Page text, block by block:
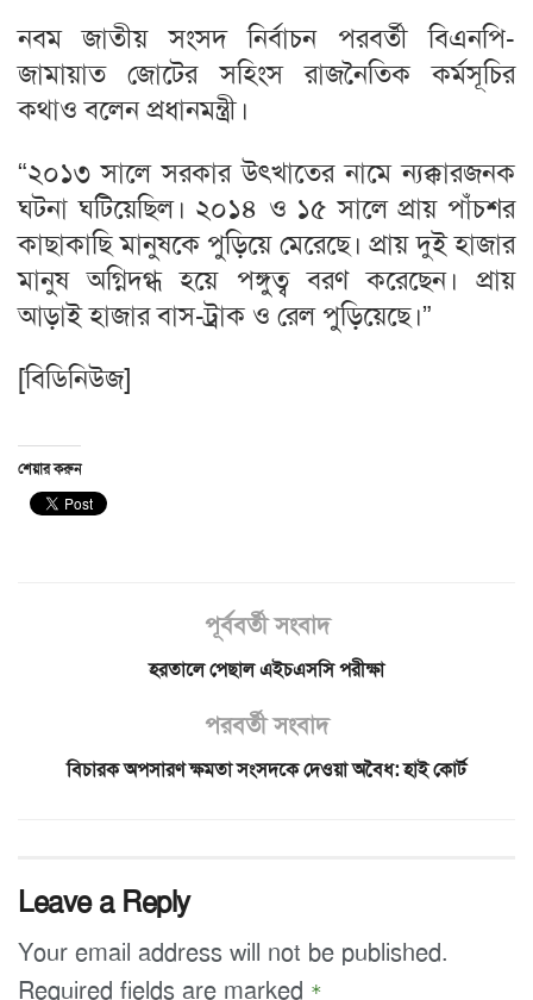
নবম জাতীয় সংসদ নির্বাচন পরবর্তী বিএনপি-
জামায়াত জোটের সহিংস রাজনৈতিক কর্মসূচির
কথাও বলেন প্রধানমন্ত্রী।
“২০১৩ সালে সরকার উৎখাতের নামে ন্যক্কারজনক
ঘটনা ঘটিয়েছিল। ২০১৪ ও ১৫ সালে প্রায় পাঁচশর
কাছাকাছি মানুষকে পুড়িয়ে মেরেছে। প্রায় দুই হাজার
মানুষ অগ্নিদগ্ধ হয়ে পঙ্গুত্ব বরণ করেছেন। প্রায়
আড়াই হাজার বাস-ট্রাক ও রেল পুড়িয়েছে।”
[বিডিনিউজ]
শেয়ার করুন
পূর্ববর্তী সংবাদ
হরতালে পেছাল এইচএসসি পরীক্ষা
পরবর্তী সংবাদ
বিচারক অপসারণ ক্ষমতা সংসদকে দেওয়া অবৈধ: হাই কোর্ট
Leave a Reply
Your email address will not be published.
Required fields are marked *